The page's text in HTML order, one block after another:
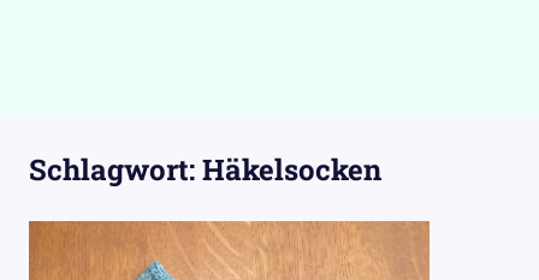
Schlagwort:Häkelsocken